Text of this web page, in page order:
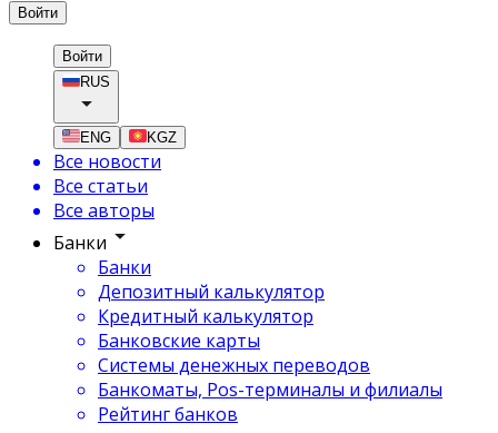
Войти
Войти
RUS
ENG KGZ
Все новости
Все статьи
Все авторы
Банки
Банки
Депозитный калькулятор
Кредитный калькулятор
Банковские карты
Системы денежных переводов
Банкоматы, Pos-терминалы и филиалы
Рейтинг банков